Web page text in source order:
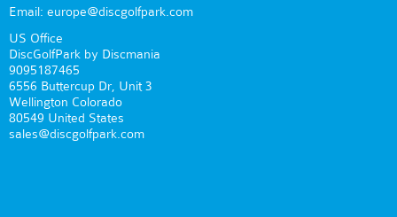
Email: europe@discgolfpark.com
US Office
DiscGolfPark by Discmania
9095187465
6556 Buttercup Dr, Unit 3
Wellington Colorado
80549 United States
sales@discgolfpark.com